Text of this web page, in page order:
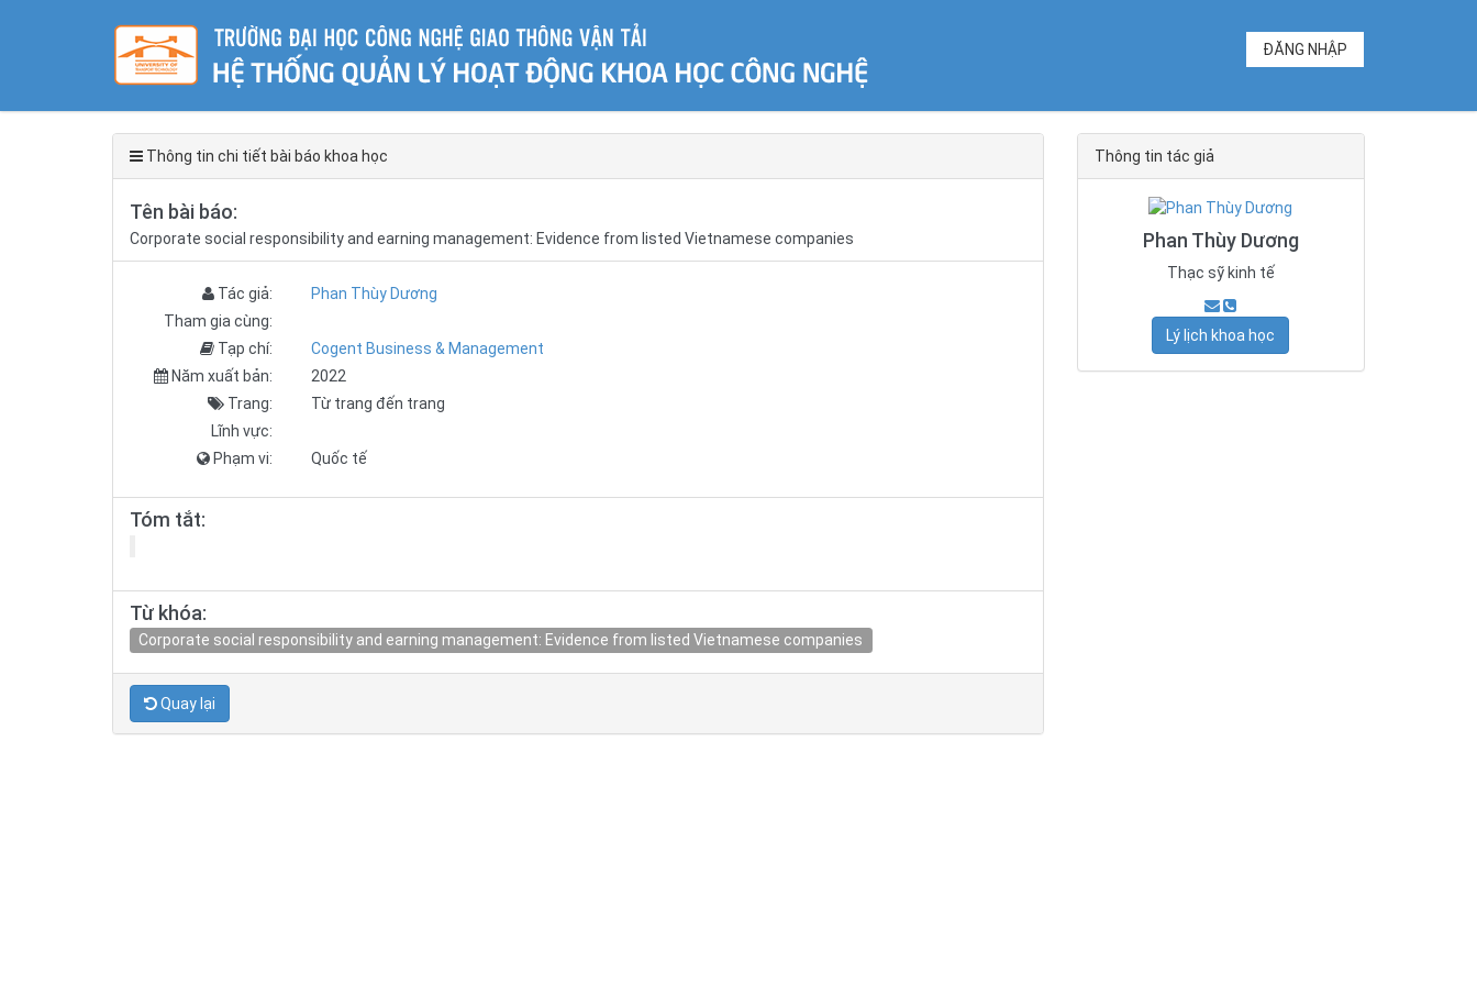
ĐĂNG NHẬP
Thông tin chi tiết bài báo khoa học
Tên bài báo:
Corporate social responsibility and earning management: Evidence from listed Vietnamese companies
Tác giả:
Phan Thùy Dương
Tham gia cùng:
Tạp chí:
Cogent Business & Management
Năm xuất bản:
2022
Trang:
Từ trang đến trang
Lĩnh vực:
Phạm vi:
Quốc tế
Tóm tắt:
Từ khóa:
Corporate social responsibility and earning management: Evidence from listed Vietnamese companies
Quay lại
Thông tin tác giả
Phan Thùy Dương
Thạc sỹ kinh tế
Lý lịch khoa học